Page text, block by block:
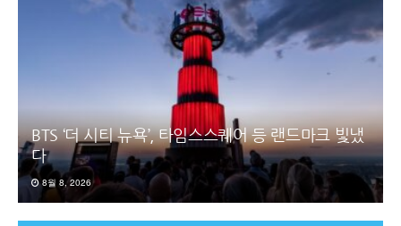
BTS ‘더 시티 뉴욕’, 타임스스퀘어 등 랜드마크 빛냈
다
8월 8, 2026